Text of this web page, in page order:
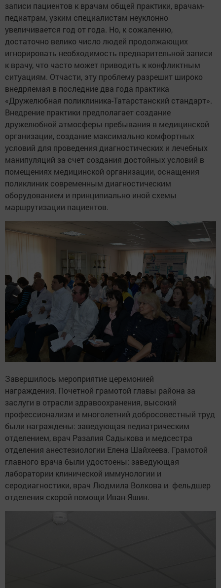
записи пациентов к врачам общей практики, врачам-
педиатрам, узким специалистам неуклонно
увеличивается год от года. Но, к сожалению,
достаточно велико число людей продолжающих
игнорировать необходимость предварительной записи
к врачу, что часто может приводить к конфликтным
ситуациям. Отчасти, эту проблему разрешит широко
внедряемая в последние два года практика
«Дружелюбная поликлиника-Татарстанский стандарт».
Внедрение практики предполагает создание
дружелюбной атмосферы пребывания в медицинской
организации, создание максимально комфортных
условий для проведения диагностических и лечебных
манипуляций за счет создания достойных условий в
помещениях медицинской организации, оснащения
поликлиник современным диагностическим
оборудованием и принципиально иной схемы
маршрутизации пациентов.
Завершилось мероприятие церемонией
награждения. Почетной грамотой главы района за
заслуги в отрасли здравоохранения, высокий
профессионализм и многолетний добросовестный труд
были награждены: заведующая педиатрическим
отделением, врач Разалия Садыкова и медсестра
отделения анестезиологии Елена Шайхеева. Грамотой
главного врача были удостоены: заведующая
лаборатории клинической иммунологии и
серодиагностики, врач Людмила Волкова и фельдшер
отделения скорой помощи Иван Яшин.